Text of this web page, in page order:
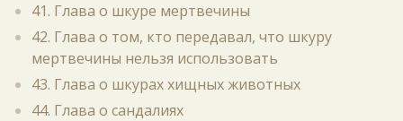
41. Глава о шкуре мертвечины
42. Глава о том, кто передавал, что шкуру
мертвечины нельзя использовать
43. Глава о шкурах хищных животных
44. Глава о сандалиях